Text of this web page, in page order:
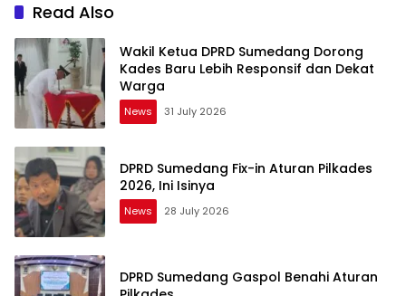
Read Also
Wakil Ketua DPRD Sumedang Dorong
Kades Baru Lebih Responsif dan Dekat
Warga
News 31 July 2026
DPRD Sumedang Fix-in Aturan Pilkades
2026, Ini Isinya
News 28 July 2026
DPRD Sumedang Gaspol Benahi Aturan